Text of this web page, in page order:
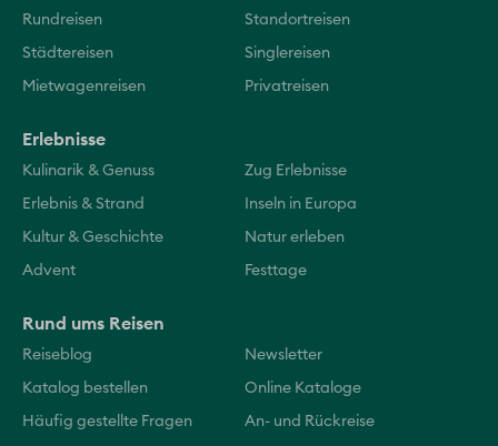
Rundreisen Standortreisen
Städtereisen Singlereisen
Mietwagenreisen Privatreisen
Erlebnisse
Kulinarik & Genuss Zug Erlebnisse
Erlebnis & Strand Inseln in Europa
Kultur & Geschichte Natur erleben
Advent Festtage
Rund ums Reisen
Reiseblog Newsletter
Katalog bestellen Online Kataloge
Häufig gestellte Fragen An- und Rückreise